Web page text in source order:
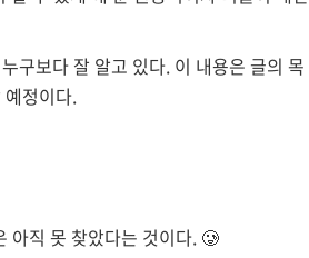
구보다 잘 알고 있다. 이 내용은 글의 목
정이다.
아직 못 찾았다는 것이다. 🥲